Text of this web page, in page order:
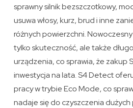
sprawny silnik bezszczotkowy,
usuwa włosy, kurz, brud i inne
różnych powierzchni.
tylko skuteczność, ale także
urządzenia, co sprawia, że zakup
inwestycja na lata. S4 Detect
pracy w trybie Eco Mode, co
nadaje się do czyszczenia dużych